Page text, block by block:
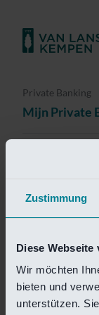
Zustimmung
Diese Webseite
Wir möchten
bieten und
unterstützen.
Private Banking
Mijn Private
Helaas